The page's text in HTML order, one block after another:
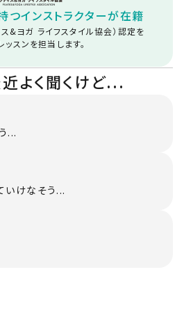
つインストラクターが在籍
&ヨガ ライフスタイル協会）認定を
スンを担当します。
よく聞くけど...
...
いけなそう...